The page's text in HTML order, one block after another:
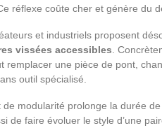
réflexe coûte cher et génère du
et industriels proposent
vissées accessibles .
remplacer une pièce de pont,
outil spécialisé.
de modularité prolonge la durée
de faire évoluer le style d’une